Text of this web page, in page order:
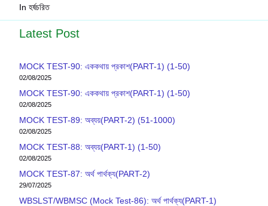
In হর্ষচরিত
Latest Post
MOCK TEST-90: এককথায় প্রকাশ(PART-1) (1-50)
02/08/2025
MOCK TEST-90: এককথায় প্রকাশ(PART-1) (1-50)
02/08/2025
MOCK TEST-89: অব্যয়(PART-2) (51-1000)
02/08/2025
MOCK TEST-88: অব্যয়(PART-1) (1-50)
02/08/2025
MOCK TEST-87: অর্থ পার্থক্য(PART-2)
29/07/2025
WBSLST/WBMSC (Mock Test-86): অর্থ পার্থক্য(PART-1)